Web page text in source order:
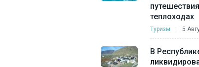
теплоходах
Туризм 5
В